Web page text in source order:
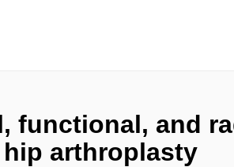
functional, and
arthroplasty